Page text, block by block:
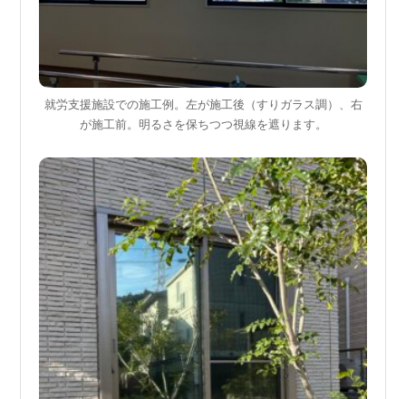
就労支援施設での施工例。左が施工後（すりガラス調）、右
が施工前。明るさを保ちつつ視線を遮ります。